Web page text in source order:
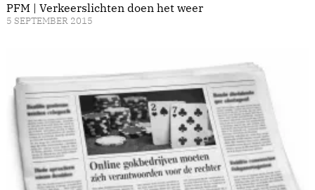
PFM | Verkeerslichten doen het weer
5 SEPTEMBER 2015